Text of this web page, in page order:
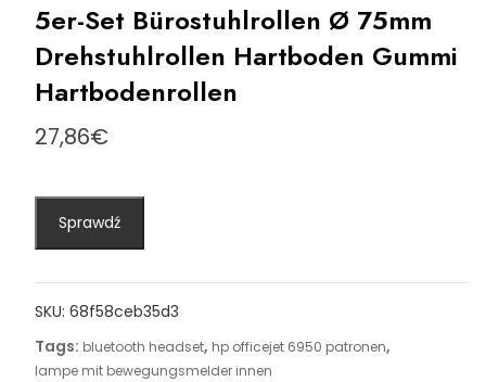
5er-Set Bürostuhlrollen Ø 75mm
Drehstuhlrollen Hartboden Gummi
Hartbodenrollen
27,86€
Sprawdź
SKU: 68f58ceb35d3
Tags: bluetooth headset, hp officejet 6950 patronen,
lampe mit bewegungsmelder innen